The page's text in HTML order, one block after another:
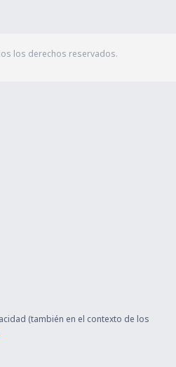
los derechos reservados.
(también en el contexto de los